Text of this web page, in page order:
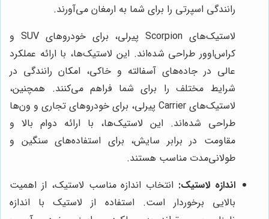
رانندگی اسپرتی را برای شما به ارمغان می‌آورند.
لاستیک‌های Scorpion پیرلی، برای خودروهای SUV و
کراس‌اوور طراحی شده‌اند. این لاستیک‌ها، با ارائه عملکرد
عالی در جاده‌های آسفالته و خاکی، امکان رانندگی در
شرایط مختلف را برای شما فراهم می‌کنند. همچنین،
لاستیک‌های Carrier پیرلی، برای خودروهای تجاری و ون‌ها
طراحی شده‌اند. این لاستیک‌ها، با ارائه دوام بالا و
مقاومت در برابر سایش، برای استفاده‌های سنگین و
طولانی‌مدت مناسب هستند.
اندازه لاستیک: انتخاب اندازه مناسب لاستیک، از اهمیت
بالایی برخوردار است. استفاده از لاستیک با اندازه